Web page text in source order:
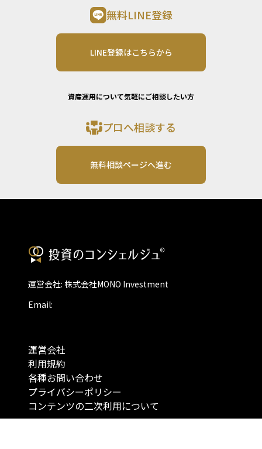
無料LINE登録
LINE登録はこちらから
資産運用について気軽にご相談したい方
プロへ相談する
無料相談ページへ進む
運営会社: 株式会社MONO Investment
Email:
運営会社
利用規約
各種お問い合わせ
プライバシーポリシー
コンテンツの二次利用について